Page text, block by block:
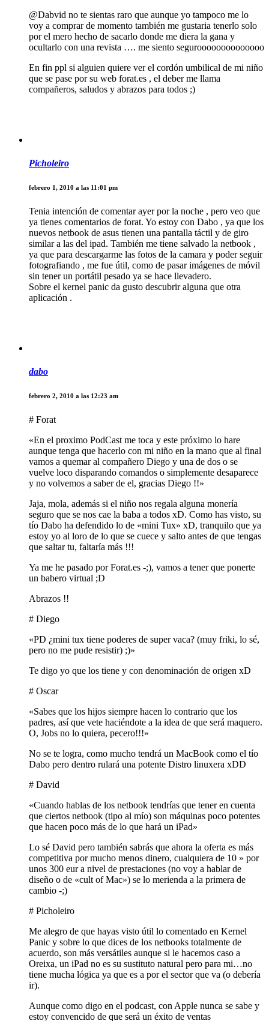
@Dabvid no te sientas raro que aunque yo tampoco me lo
voy a comprar de momento también me gustaria tenerlo solo
por el mero hecho de sacarlo donde me diera la gana y
ocultarlo con una revista …. me siento seguroooooooooooooo
En fin ppl si alguien quiere ver el cordón umbilical de mi niño
que se pase por su web forat.es , el deber me llama
compañeros, saludos y abrazos para todos ;)
Picholeiro
febrero 1, 2010 a las 11:01 pm
Tenia intención de comentar ayer por la noche , pero veo que
ya tienes comentarios de forat. Yo estoy con Dabo , ya que los
nuevos netbook de asus tienen una pantalla táctil y de giro
similar a las del ipad. También me tiene salvado la netbook ,
ya que para descargarme las fotos de la camara y poder seguir
fotografiando , me fue útil, como de pasar imágenes de móvil
sin tener un portátil pesado ya se hace llevadero.
Sobre el kernel panic da gusto descubrir alguna que otra
aplicación .
dabo
febrero 2, 2010 a las 12:23 am
# Forat
«En el proximo PodCast me toca y este próximo lo hare
aunque tenga que hacerlo con mi niño en la mano que al final
vamos a quemar al compañero Diego y una de dos o se
vuelve loco disparando comandos o simplemente desaparece
y no volvemos a saber de el, gracias Diego !!»
Jaja, mola, además si el niño nos regala alguna monería
seguro que se nos cae la baba a todos xD. Como has visto, su
tío Dabo ha defendido lo de «mini Tux» xD, tranquilo que ya
estoy yo al loro de lo que se cuece y salto antes de que tengas
que saltar tu, faltaría más !!!
Ya me he pasado por Forat.es -;), vamos a tener que ponerte
un babero virtual ;D
Abrazos !!
# Diego
«PD ¿mini tux tiene poderes de super vaca? (muy friki, lo sé,
pero no me pude resistir) ;)»
Te digo yo que los tiene y con denominación de origen xD
# Oscar
«Sabes que los hijos siempre hacen lo contrario que los
padres, así que vete haciéndote a la idea de que será maquero.
O, Jobs no lo quiera, pecero!!!»
No se te logra, como mucho tendrá un MacBook como el tío
Dabo pero dentro rulará una potente Distro linuxera xDD
# David
«Cuando hablas de los netbook tendrías que tener en cuenta
que ciertos netbook (tipo al mío) son máquinas poco potentes
que hacen poco más de lo que hará un iPad»
Lo sé David pero también sabrás que ahora la oferta es más
competitiva por mucho menos dinero, cualquiera de 10 » por
unos 300 eur a nivel de prestaciones (no voy a hablar de
diseño o de «cult of Mac») se lo merienda a la primera de
cambio -;)
# Picholeiro
Me alegro de que hayas visto útil lo comentado en Kernel
Panic y sobre lo que dices de los netbooks totalmente de
acuerdo, son más versátiles aunque si le hacemos caso a
Oreixa, un iPad no es su sustituto natural pero para mi…no
tiene mucha lógica ya que es a por el sector que va (o debería
ir).
Aunque como digo en el podcast, con Apple nunca se sabe y
estoy convencido de que será un éxito de ventas